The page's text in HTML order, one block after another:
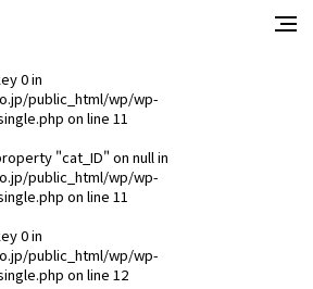
0 in
public_html/wp/wp-
on line 11
"cat_ID" on null in
public_html/wp/wp-
on line 11
0 in
public_html/wp/wp-
on line 12